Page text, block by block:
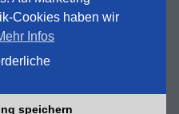
mit
Cookies haben wir
Infos
speichern